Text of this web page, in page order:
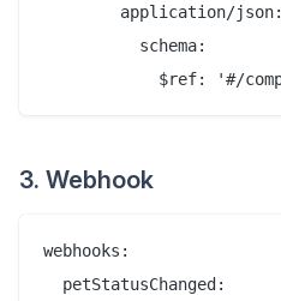
        application/json:
          schema:
3. Webhook
webhooks:
  petStatusChanged: